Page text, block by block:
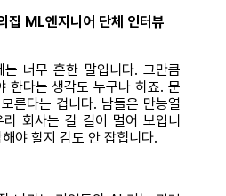
집 ML엔지니어 단체 인터뷰
너무 흔한 말입니다. 그만큼
한다는 생각도 누구나 하죠. 문
른다는 겁니다. 남들은 만능열
회사는 갈 길이 멀어 보입니
야 할지 감도 안 잡힙니다.